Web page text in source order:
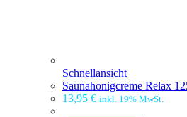
Schnellansicht
Saunahonigcreme Relax
13,95 € inkl. 19% MwSt.